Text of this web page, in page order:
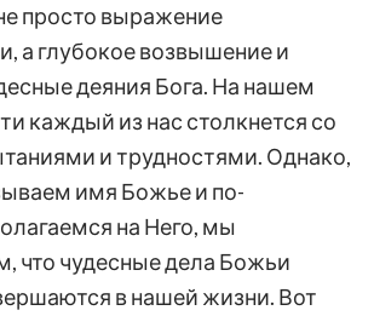
просто выражение
а глубокое возвышение и
деяния Бога. На нашем
каждый из нас столкнется со
и трудностями. Однако,
имя Божье и по-
на Него, мы
что чудесные дела Божьи
в нашей жизни. Вот